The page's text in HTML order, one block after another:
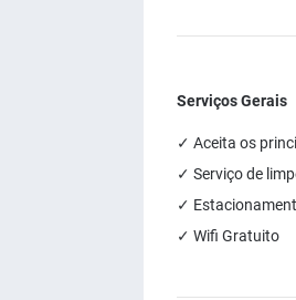
Serviços Gerais
✓ Aceita os
✓ Serviço de
✓
✓ Wifi Gratuito